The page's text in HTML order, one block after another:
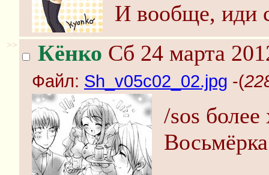
И вообще, иди
>> Кёнко Сб 24 марта
Файл: Sh_v05c02_02.jpg -(
/sos